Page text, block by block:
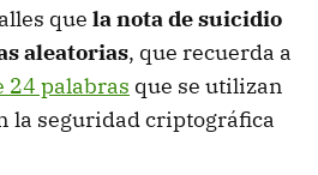
que la nota de suicidio
aleatorias, que recuerda a
24 palabras que se utilizan
la seguridad criptográfica